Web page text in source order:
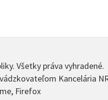
Všetky práva vyhradené.
Kancelária
Firefox